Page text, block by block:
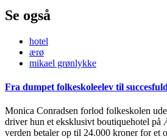
Se også
hotel
ærø
mikael grønlykke
Fra dumpet folkeskoleelev til
Monica Conradsen forlod folkeskolen
driver hun et eksklusivt boutiquehotel
verden betaler op til 24.000 kroner for et